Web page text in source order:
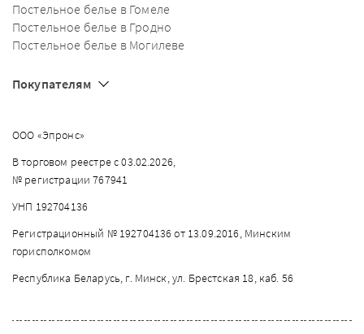
Постельное белье в Гомеле
Постельное белье в Гродно
Постельное белье в Могилеве
Покупателям
ООО «Эпронс»
В торговом реестре с 03.02.2026,
№ регистрации 767941
УНП 192704136
Регистрационный № 192704136 от 13.09.2016, Минским
горисполкомом
Республика Беларусь, г. Минск, ул. Брестская 18, каб. 56